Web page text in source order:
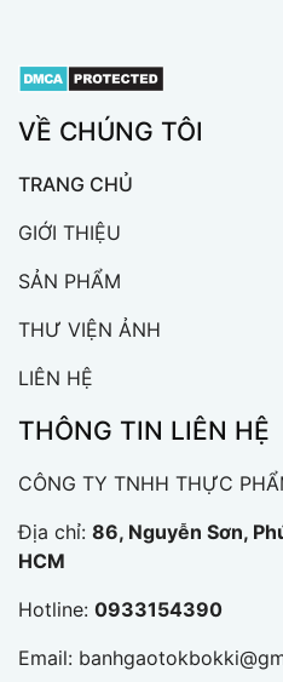
VỀ CHÚNG TÔI
TRANG CHỦ
GIỚI THIỆU
SẢN PHẨM
THƯ VIỆN ẢNH
LIÊN HỆ
THÔNG TIN LIÊN HỆ
CÔNG TY TNHH THỰC
Địa chỉ: 86, Nguyễn Sơn,
HCM
Hotline: 0933154390
Email: